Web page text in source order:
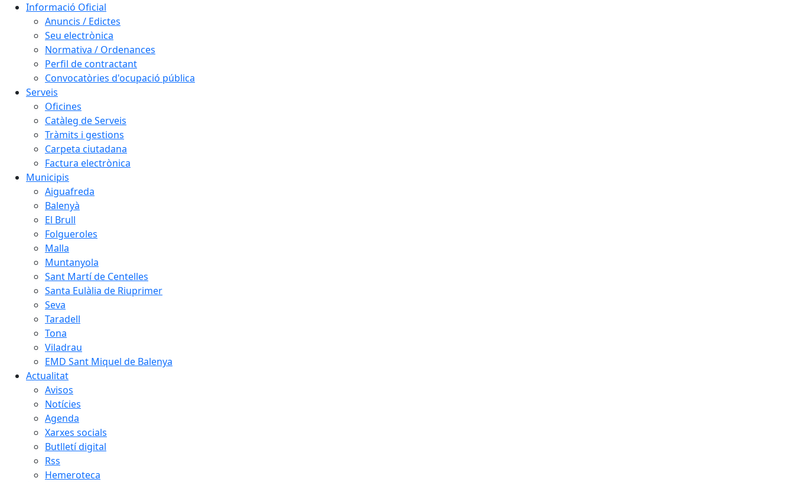
Informació Oficial
Anuncis / Edictes
Seu electrònica
Normativa / Ordenances
Perfil de contractant
Convocatòries d'ocupació pública
Serveis
Oficines
Catàleg de Serveis
Tràmits i gestions
Carpeta ciutadana
Factura electrònica
Municipis
Aiguafreda
Balenyà
El Brull
Folgueroles
Malla
Muntanyola
Sant Martí de Centelles
Santa Eulàlia de Riuprimer
Seva
Taradell
Tona
Viladrau
EMD Sant Miquel de Balenya
Actualitat
Avisos
Notícies
Agenda
Xarxes socials
Butlletí digital
Rss
Hemeroteca